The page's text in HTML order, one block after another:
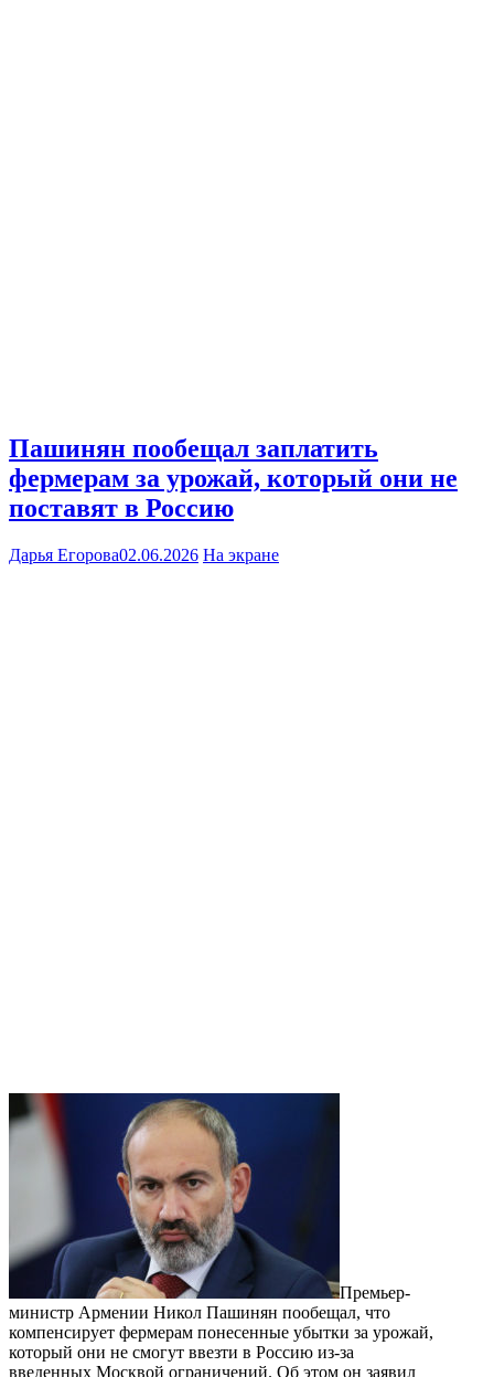
Пашинян пообещал заплатить
фермерам за урожай, который они не
поставят в Россию
Дарья Егорова02.06.2026 На экране
Премьер-
министр Армении Никол Пашинян пообещал, что
компенсирует фермерам понесенные убытки за урожай,
который они не смогут ввезти в Россию из-за
введенных Москвой ограничений. Об этом он заявил